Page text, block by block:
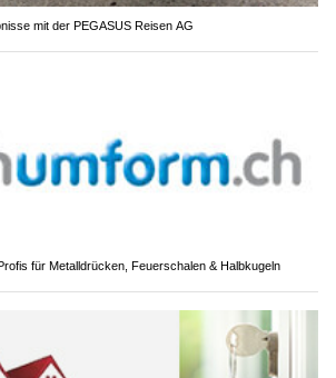
mit der PEGASUS Reisen AG
für Metalldrücken, Feuerschalen & Halbkugeln